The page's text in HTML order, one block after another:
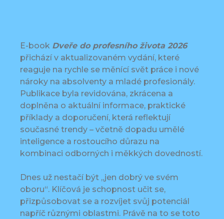
E-book Dveře do profesního života 2026
přichází v aktualizovaném vydání, které
reaguje na rychle se měnící svět práce i nové
nároky na absolventy a mladé profesionály.
Publikace byla revidována, zkrácena a
doplněna o aktuální informace, praktické
příklady a doporučení, která reflektují
současné trendy – včetně dopadu umělé
inteligence a rostoucího důrazu na
kombinaci odborných i měkkých dovedností.
Dnes už nestačí být „jen dobrý ve svém
oboru“. Klíčová je schopnost učit se,
přizpůsobovat se a rozvíjet svůj potenciál
napříč různými oblastmi. Právě na to se toto